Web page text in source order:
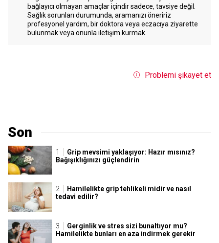
bağlayıcı olmayan amaçlar içindir sadece, tavsiye değil.
Sağlık sorunları durumunda, aramanızı öneririz
profesyonel yardım, bir doktora veya eczacıya ziyarette
bulunmak veya onunla iletişim kurmak.
Problemi şikayet et
Son
Grip mevsimi yaklaşıyor: Hazır mısınız?
Bağışıklığınızı güçlendirin
Hamilelikte grip tehlikeli midir ve nasıl
tedavi edilir?
Gerginlik ve stres sizi bunaltıyor mu?
Hamilelikte bunları en aza indirmek gerekir